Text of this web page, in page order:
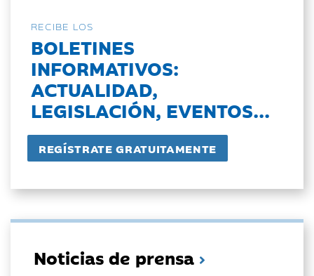
RECIBE LOS
BOLETINES
INFORMATIVOS:
ACTUALIDAD,
LEGISLACIÓN, EVENTOS...
Noticias de prensa